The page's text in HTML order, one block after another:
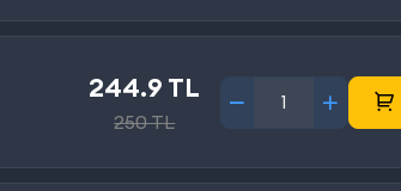
244.9 TL
250 TL